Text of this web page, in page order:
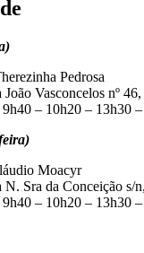
Pedrosa
João Vasconcelos nº
– 10h20 – 13h30
Moacyr
N. Sra da Conceição s/
– 10h20 – 13h30